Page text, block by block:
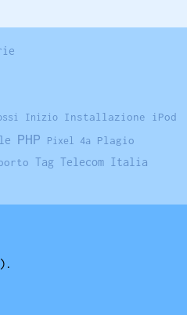
Inizio Installazione iPod
PHP Pixel 4a Plagio
Tag Telecom Italia